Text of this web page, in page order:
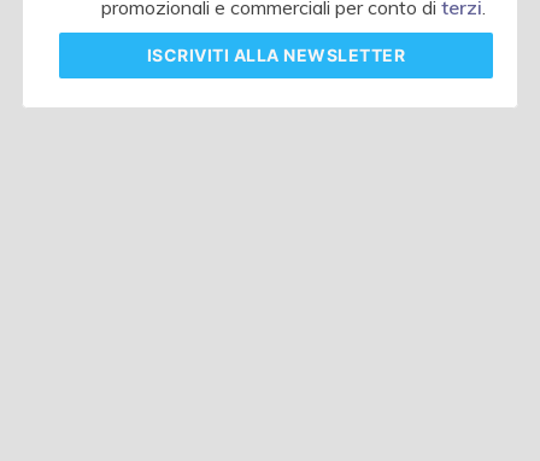
promozionali e commerciali per conto diterzi
ISCRIVITI ALLA NEWSLETTER